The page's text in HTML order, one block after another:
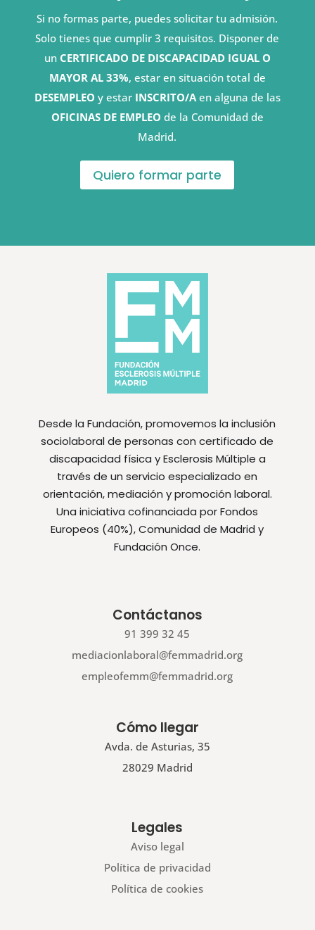
Si no formas parte, puedes solicitar tu admisión.
Solo tienes que cumplir 3 requisitos. Disponer de
un CERTIFICADO DE DISCAPACIDAD IGUAL O
MAYOR AL 33%, estar en situación total de
DESEMPLEO y estar INSCRITO/Aen alguna de las
OFICINAS DE EMPLEO de la Comunidad de
Madrid.
Quiero formar parte
Desde la Fundación, promovemos la inclusión
sociolaboral de personas con certificado de
discapacidad física y Esclerosis Múltiple a
través de un servicio especializado en
orientación, mediación y promoción laboral.
Una iniciativa cofinanciada por Fondos
Europeos (40%), Comunidad de Madrid y
Fundación Once.
Contáctanos
91 399 32 45
mediacionlaboral@femmadrid.org
empleofemm@femmadrid.org
Cómo llegar
Avda. de Asturias, 35
28029 Madrid
Legales
Aviso legal
Política de privacidad
Política de cookies